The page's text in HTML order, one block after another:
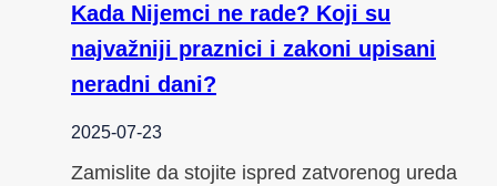
Kada Nijemci ne rade? Koji su
najvažniji praznici i zakoni upisani
neradni dani?
2025-07-23
Zamislite da stojite ispred zatvorenog ureda